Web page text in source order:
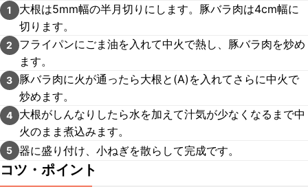
1
大根は5mm幅の半月切りにします。豚バラ肉は4cm幅に
切ります。
2
フライパンにごま油を入れて中火で熱し、豚バラ肉を炒め
ます。
3
豚バラ肉に火が通ったら大根と(A)を入れてさらに中火で
炒めます。
4
大根がしんなりしたら水を加えて汁気が少なくなるまで中
火のまま煮込みます。
5 器に盛り付け、小ねぎを散らして完成です。
コツ・ポイント